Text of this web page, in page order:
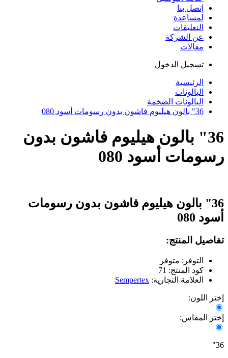
إتصل بنا
لمساعدة
التعليقات
عن الشركة
مقالات
تسجيل الدخول
الرئيسية
البالونات
البالونات الضخمة
36" بالون هيليوم فاشون بدون رسومات أسود 080
36" بالون هيليوم فاشون بدون
رسومات أسود 080
36" بالون هيليوم فاشون بدون رسومات
أسود 080
تفاصيل المنتج:
التوفر: متوفر
كود المنتج: 71
العلامة التجارية: Sempertex
إختر اللون:
إختر المقاس:
36"